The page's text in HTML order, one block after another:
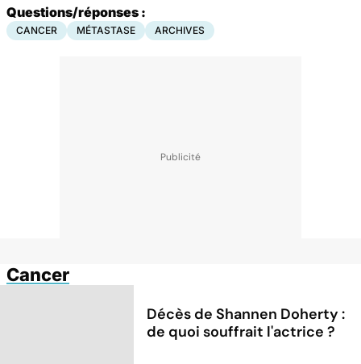
Questions/réponses :
CANCER MÉTASTASE ARCHIVES
Cancer
Décès de Shannen Doherty :
de quoi souffrait l'actrice ?